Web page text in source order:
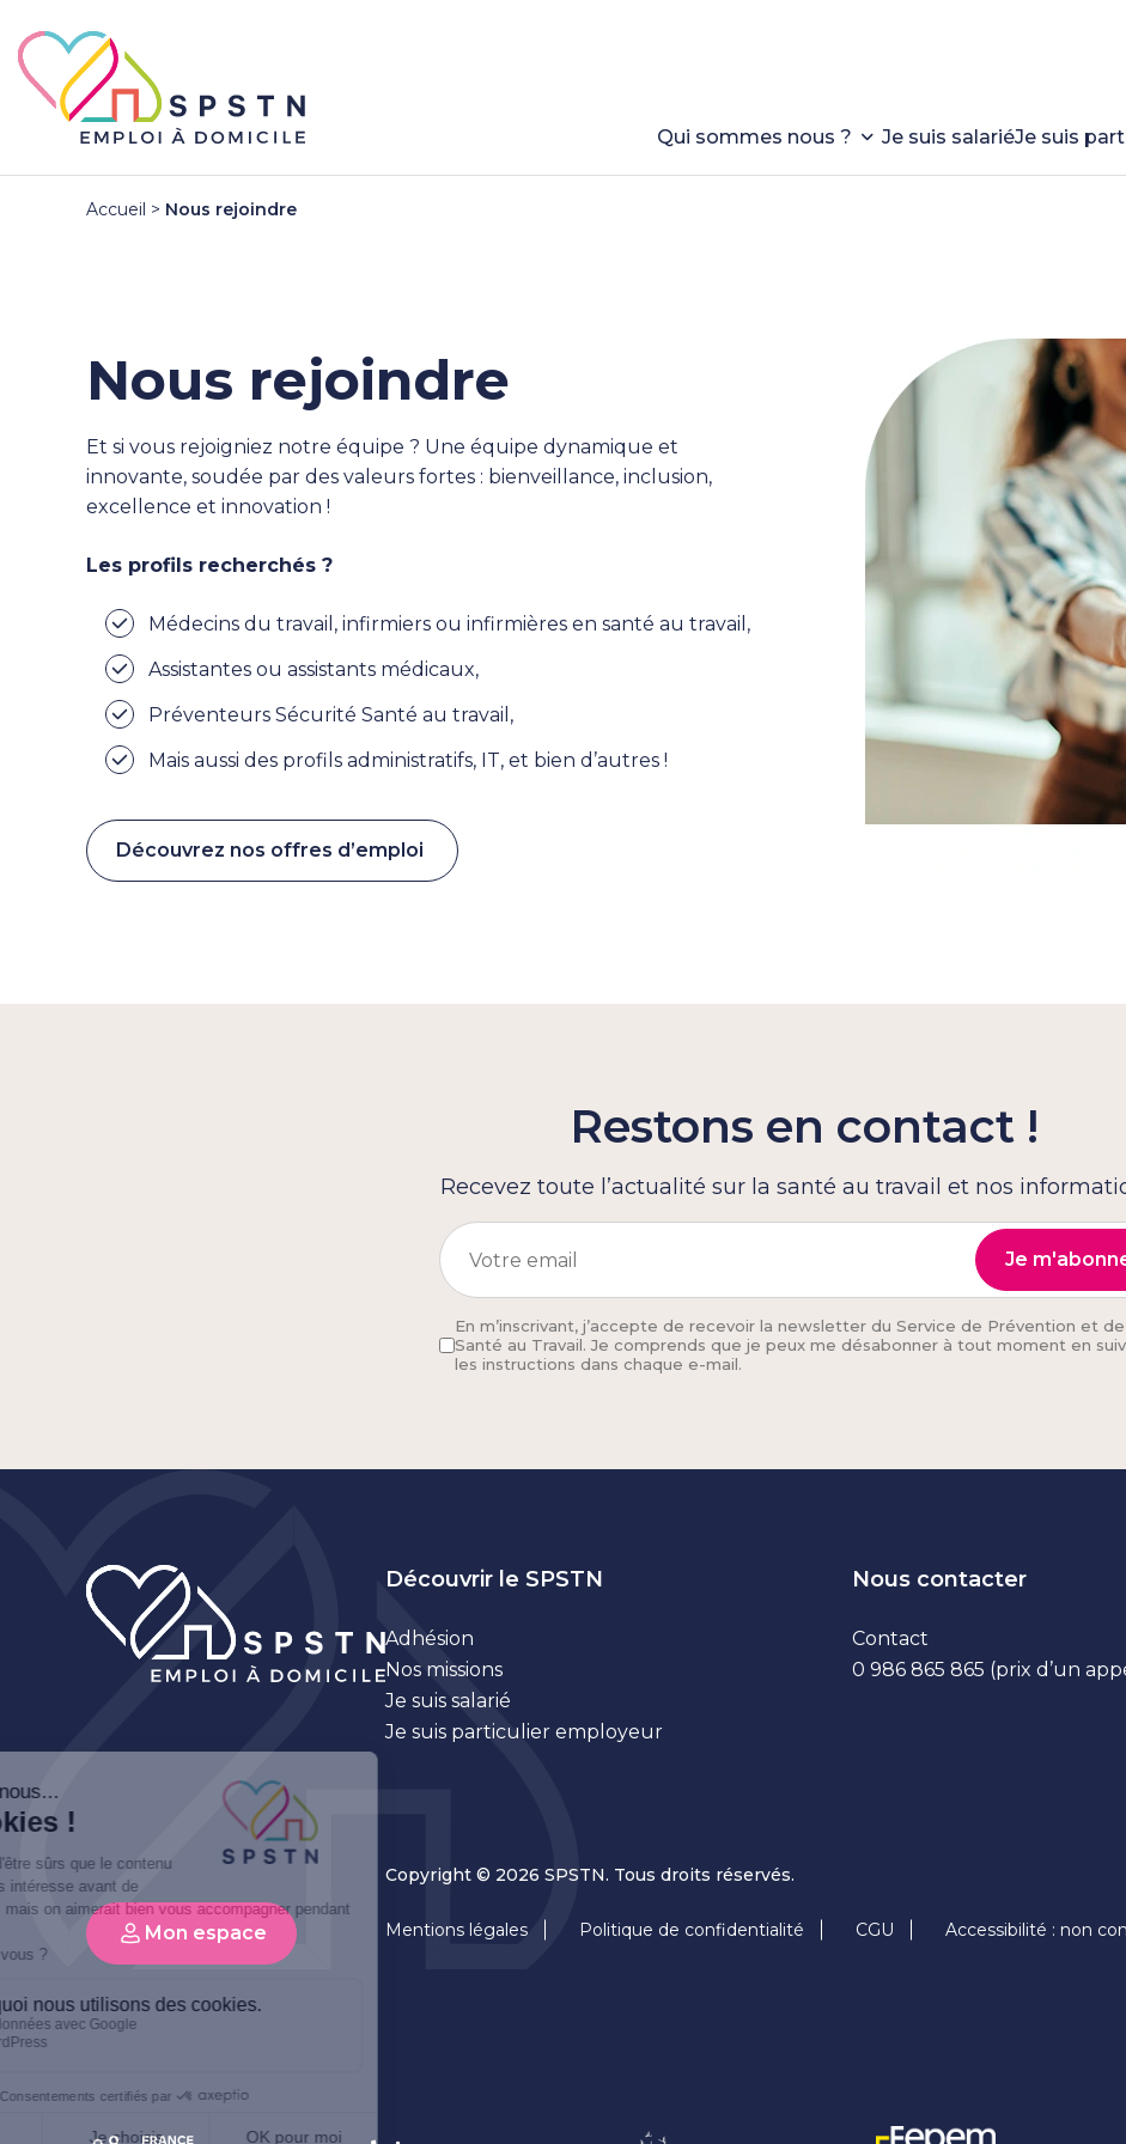
Qui sommes nous ? Je suis salariéJe suis
Accueil > Nous rejoindre
Nous rejoindre
Et si vous rejoigniez notre équipe ? Une équipe dynamique et
innovante, soudée par des valeurs fortes : bienveillance, inclusion,
excellence et innovation !
Les profils recherchés ?
Médecins du travail, infirmiers ou infirmières en santé au travail,
Assistantes ou assistants médicaux,
Préventeurs Sécurité Santé au travail,
Mais aussi des profils administratifs, IT, et bien d’autres !
Découvrez nos offres d’emploi
Restons en contact !
Recevez toute l’actualité sur la santé au travail et nos
En m’inscrivant, j’accepte de recevoir la newsletter du Service de Prévention et de
Santé au Travail. Je comprends que je peux me désabonner à tout moment en
les instructions dans chaque e-mail.
Mon espace
Découvrir le SPSTN
Adhésion
Nos missions
Je suis salarié
Je suis particulier employeur
Nous contacter
Contact
0 986 865 865 (prix d’un
Copyright © 2026 SPSTN. Tous droits réservés.
Mentions légales Politique de confidentialité CGU Accessibilité : non